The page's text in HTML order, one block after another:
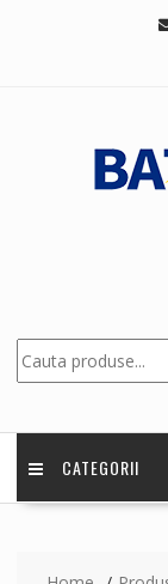
CATEGORII